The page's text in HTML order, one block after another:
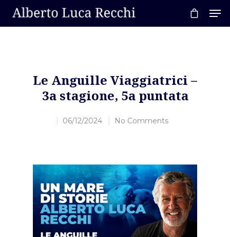
Le Anguille Viaggiatrici –
3a stagione, 5a puntata
06/12/2024 No Comments